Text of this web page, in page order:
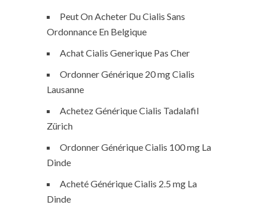
Peut On Acheter Du Cialis Sans
Ordonnance En Belgique
Achat Cialis Generique Pas Cher
Ordonner Générique 20 mg Cialis
Lausanne
Achetez Générique Cialis Tadalafil
Zürich
Ordonner Générique Cialis 100 mg La
Dinde
Acheté Générique Cialis 2.5 mg La
Dinde